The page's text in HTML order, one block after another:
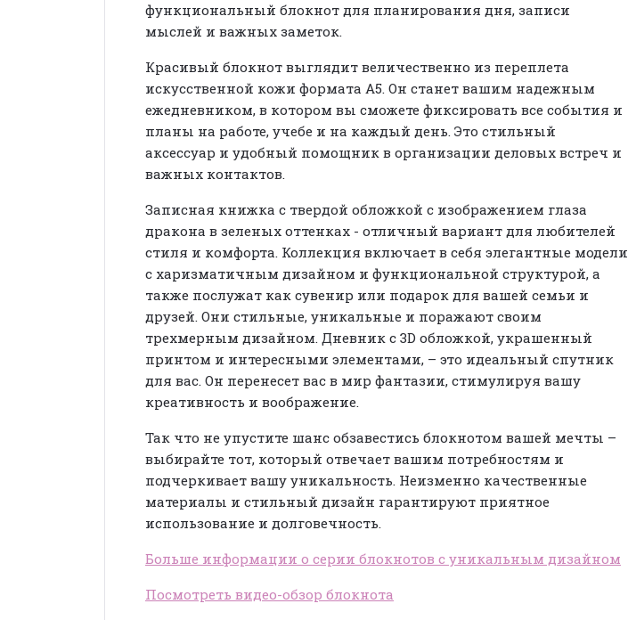
функциональный блокнот для планирования дня, записи
мыслей и важных заметок.
Красивый блокнот выглядит величественно из переплета
искусственной кожи формата А5. Он станет вашим надежным
ежедневником, в котором вы сможете фиксировать все события и
планы на работе, учебе и на каждый день. Это стильный
аксессуар и удобный помощник в организации деловых встреч и
важных контактов.
Записная книжка с твердой обложкой с изображением глаза
дракона в зеленых оттенках - отличный вариант для любителей
стиля и комфорта. Коллекция включает в себя элегантные модели
с харизматичным дизайном и функциональной структурой, а
также послужат как сувенир или подарок для вашей семьи и
друзей. Они стильные, уникальные и поражают своим
трехмерным дизайном. Дневник с 3D обложкой, украшенный
принтом и интересными элементами, – это идеальный спутник
для вас. Он перенесет вас в мир фантазии, стимулируя вашу
креативность и воображение.
Так что не упустите шанс обзавестись блокнотом вашей мечты –
выбирайте тот, который отвечает вашим потребностям и
подчеркивает вашу уникальность. Неизменно качественные
материалы и стильный дизайн гарантируют приятное
использование и долговечность.
Больше информации о серии блокнотов с уникальным дизайном
Посмотреть видео-обзор блокнота